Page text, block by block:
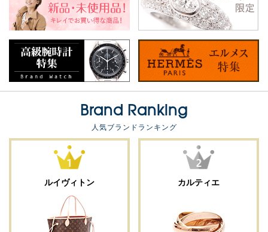
Brand Ranking
人気ブランドランキング
ルイヴィトン カルティエ